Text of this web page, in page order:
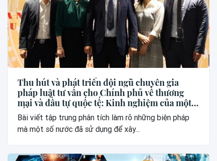
Thu hút và phát triển đội ngũ chuyên gia
pháp luật tư vấn cho Chính phủ về thương
mại và đầu tư quốc tế: Kinh nghiệm của một
số nước và đề xuất đối với Việt Nam
Bài viết tập trung phân tích làm rõ những biện pháp
mà một số nước đã sử dụng để xây...